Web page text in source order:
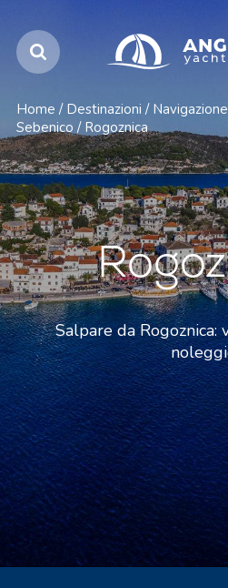
Home / Destinazioni /
Sebenico / Rogoznica
Salpare da Rogoznica: